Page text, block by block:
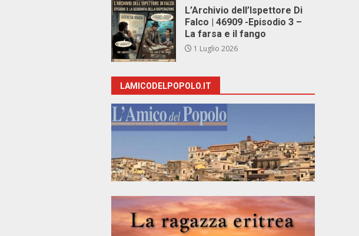
L’Archivio dell’Ispettore Di
Falco | 46909 -Episodio 3 –
La farsa e il fango
1 Luglio 2026
LAMICODELPOPOLO.IT